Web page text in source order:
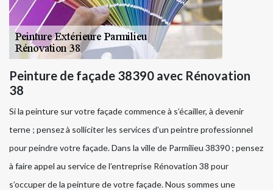
Peinture de façade 38390 avec Rénovation
38
Si la peinture sur votre façade commence à s’écailler, à devenir
terne ; pensez à solliciter les services d’un peintre professionnel
pour peindre votre façade. Dans la ville de Parmilieu 38390 ; pensez
à faire appel au service de l’entreprise Rénovation 38 pour
s’occuper de la peinture de votre façade. Nous sommes une